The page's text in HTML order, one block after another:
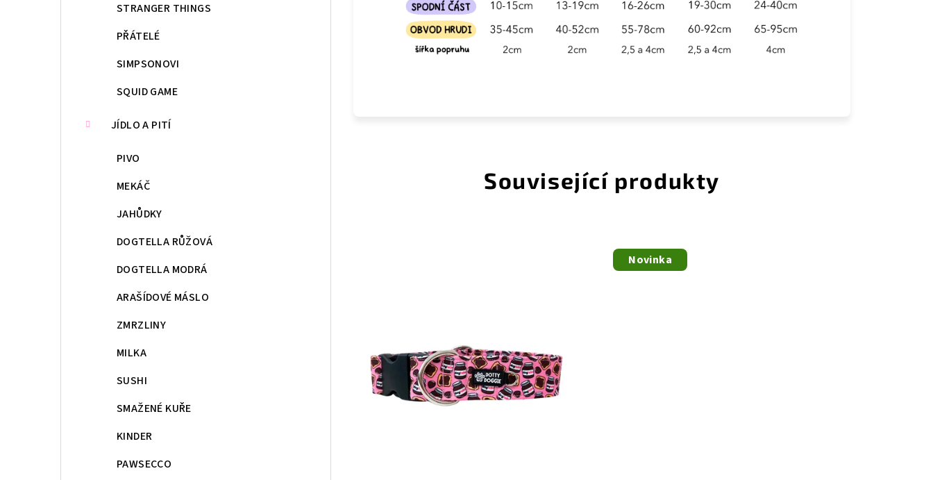
STRANGER THINGS
PŘÁTELÉ
SIMPSONOVI
SQUID GAME
JÍDLO A PITÍ
PIVO
MEKÁČ
JAHŮDKY
DOGTELLA RŮŽOVÁ
DOGTELLA MODRÁ
ARAŠÍDOVÉ MÁSLO
ZMRZLINY
MILKA
SUSHI
SMAŽENÉ KUŘE
KINDER
PAWSECCO
Související produkty
Novinka